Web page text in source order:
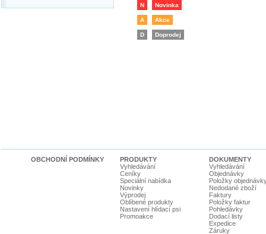
N Novinka
A Akce
D Doprodej
OBCHODNÍ PODMÍNKY
PRODUKTY
Vyhledávání
Ceníky
Speciální nabídka
Novinky
Výprodej
Oblíbené produkty
Nastavení hlídací psi
Promoakce
DOKUMENTY
Vyhledávání
Objednávky
Položky
Nedodané zboží
Faktury
Položky faktur
Pohledávky
Dodací listy
Expedice
Záruky